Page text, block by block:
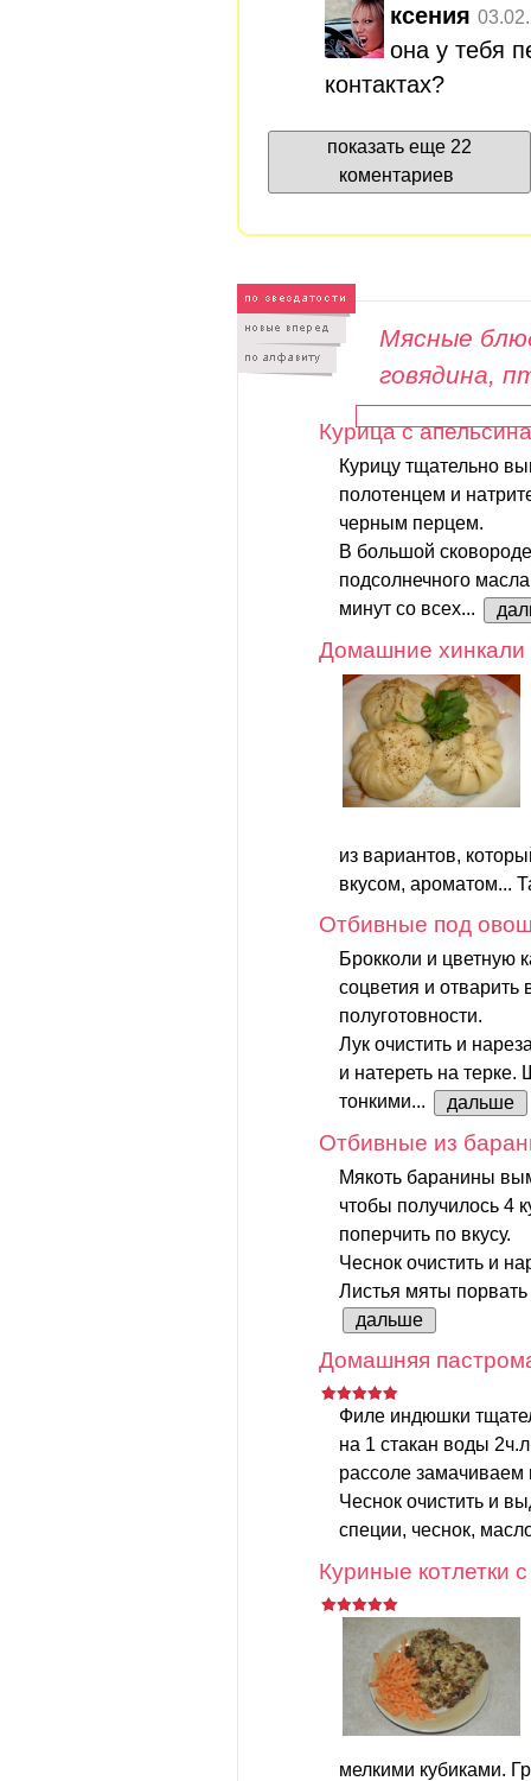
ксения
она у тебя
контактах?
показать еще 22
коментариев
Мясные
говядина,
Курица с
Курицу тщательно
полотенцем и
черным перцем.
В большой
подсолнечного
минут со всех...
Домашние хинкали
из вариантов,
вкусом, ароматом...
Отбивные под
Брокколи и цветную
соцветия и
полуготовности.
Лук очистить и
и натереть на
тонкими...
дальше
Отбивные из
Мякоть баранины
чтобы получилось 4
поперчить по вкусу.
Чеснок очистить и
Листья мяты порвать
дальше
Домашняя
Филе индюшки
на 1 стакан воды
рассоле
Чеснок очистить и
специи, чеснок,
Куриные котлетки
мелкими кубиками.